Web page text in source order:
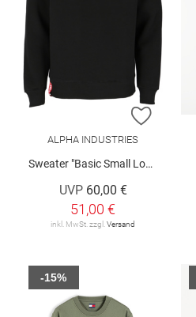
ZUR
ALPHA INDUSTRIES
Sweater "Basic Small Logo"
UVP 60,00 €
51,00 €
inkl. MwSt. zzgl. Versand
-15%